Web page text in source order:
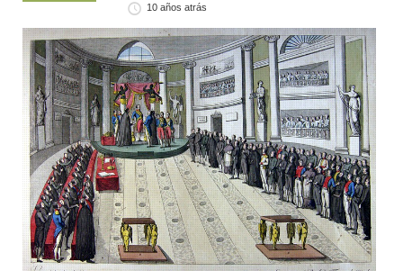
10 años atrás